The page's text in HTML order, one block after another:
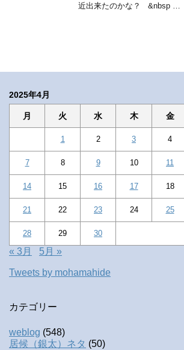
近出来たのかな？ &nbsp …
2025年4月
月 火 水 木 金
1 2 3 4
7 8 9 10 11
14 15 16 17 18
21 22 23 24 25
28 29 30
« 3月 5月 »
Tweets by mohamahide
カテゴリー
weblog (548)
居候（銀太）ネタ (50)